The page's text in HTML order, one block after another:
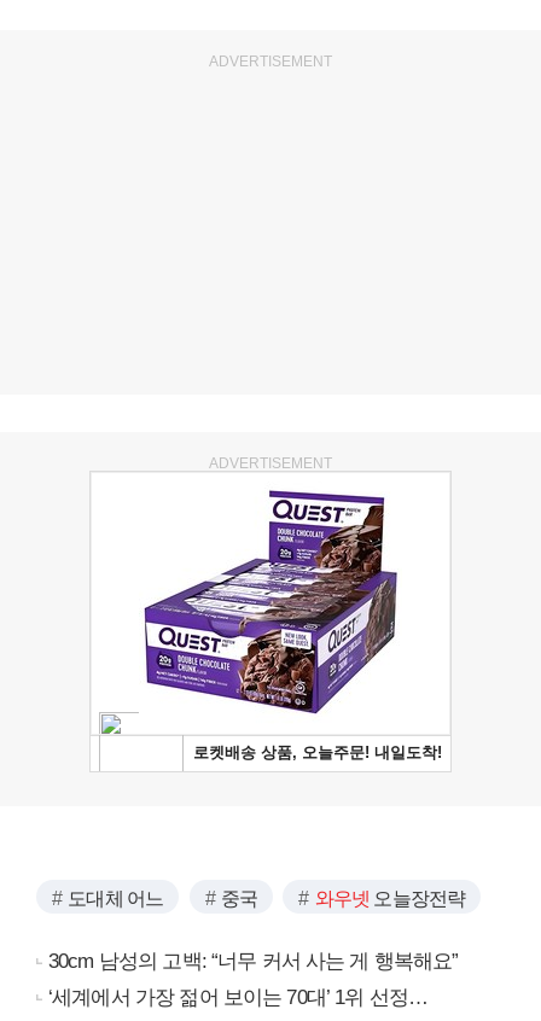
ADVERTISEMENT
ADVERTISEMENT
도대체 어느 중국 와우넷 오늘장전략
30cm 남성의 고백: “너무 커서 사는 게 행복해요”
‘세계에서 가장 젊어 보이는 70대’ 1위 선정…